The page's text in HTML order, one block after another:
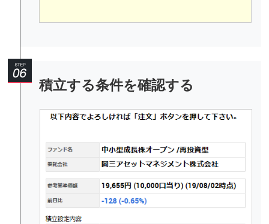
積立する条件を確認する